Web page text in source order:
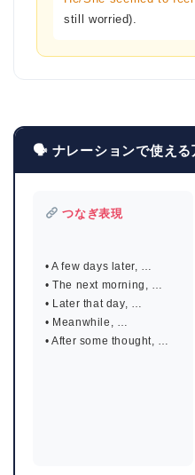
still worried).
🗣 ナレーションで使える
つなぎ表現
• A few days later, …
• The next morning, …
• Later that day, …
• Meanwhile, …
• After some thought, …